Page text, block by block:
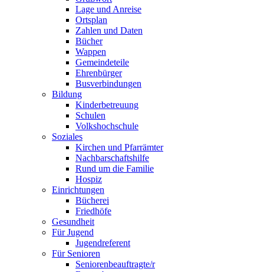
Lage und Anreise
Ortsplan
Zahlen und Daten
Bücher
Wappen
Gemeindeteile
Ehrenbürger
Busverbindungen
Bildung
Kinderbetreuung
Schulen
Volkshochschule
Soziales
Kirchen und Pfarrämter
Nachbarschaftshilfe
Rund um die Familie
Hospiz
Einrichtungen
Bücherei
Friedhöfe
Gesundheit
Für Jugend
Jugendreferent
Für Senioren
Seniorenbeauftragte/r